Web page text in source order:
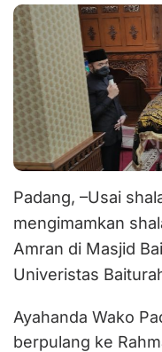
Padang, –Usai
mengimamkan
Amran di Masjid
Univeristas
Ayahanda Wako
berpulang ke